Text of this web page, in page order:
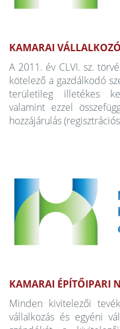
KAMARAI
A 2011. év CLVI. sz.
kötelező a gazdálkodó
területileg illetékes
valamint ezzel
hozzájárulás
KAMARAI ÉPÍTŐIPARI
Minden kivitelezői
vállalkozás és egyéni